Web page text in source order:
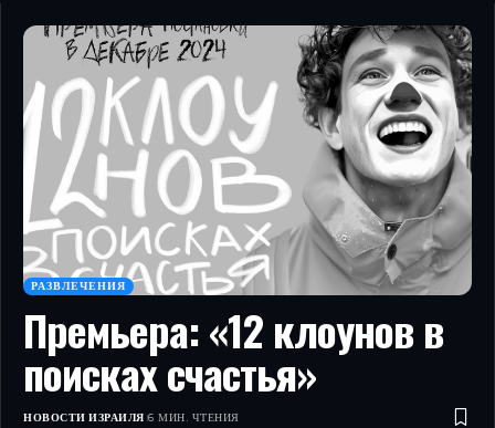
РАЗВЛЕЧЕНИЯ
Премьера: «12 клоунов в
поисках счастья»
НОВОСТИ ИЗРАИЛЯ 6 МИН. ЧТЕНИЯ